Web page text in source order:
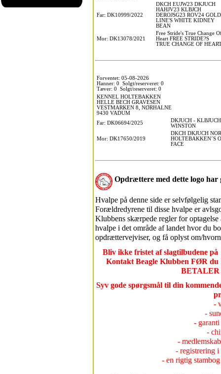
Far: DK10999/2022
DKCH EUJW23 DKJUCH
HAHJV23 KLBJCH
DEROJSG23 ROV24 GOLD
LINE'S WHITE KIDNEY
BEAN
Mor: DK13078/2021
Free Stride's True Change
Heart FREE STRIDE?S
TRUE CHANGE OF
Forventet: 05-08-2026
Hanner: 0 Solgt/reserveret: 0
Tæver: 0 Solgt/reserveret: 0
KENNEL HOLTEBAKKEN
HELLE BECH GRAVESEN
VESTMARKEN 8, NØRHALNE
9430 VADUM
Far: DK06694/2025
DKJUCH -
WINSTON
Mor: DK17650/2019
DKCH DKJUCH
HOLTEBAKKEN´S
FACE
Opdrættere med dette logo
Hvalpe på denne side er selvfølgelig
Forældredyrene til disse hvalpe er
Klubbens skærpede regler for
hvalpe i det område af landet hvor du
opdrættervejviser, og få oplyst om/
Bliv ikke fristet af slagtilbudene på
Kontakt Beagle Klubben FØR
Syv gode spørgsmål til din
-
-
-
-
-
- registrering
- en rigtig